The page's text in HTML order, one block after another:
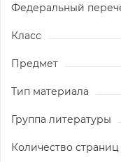
Федеральный
Класс
Предмет
Тип материала
Группа литературы
Количество страниц